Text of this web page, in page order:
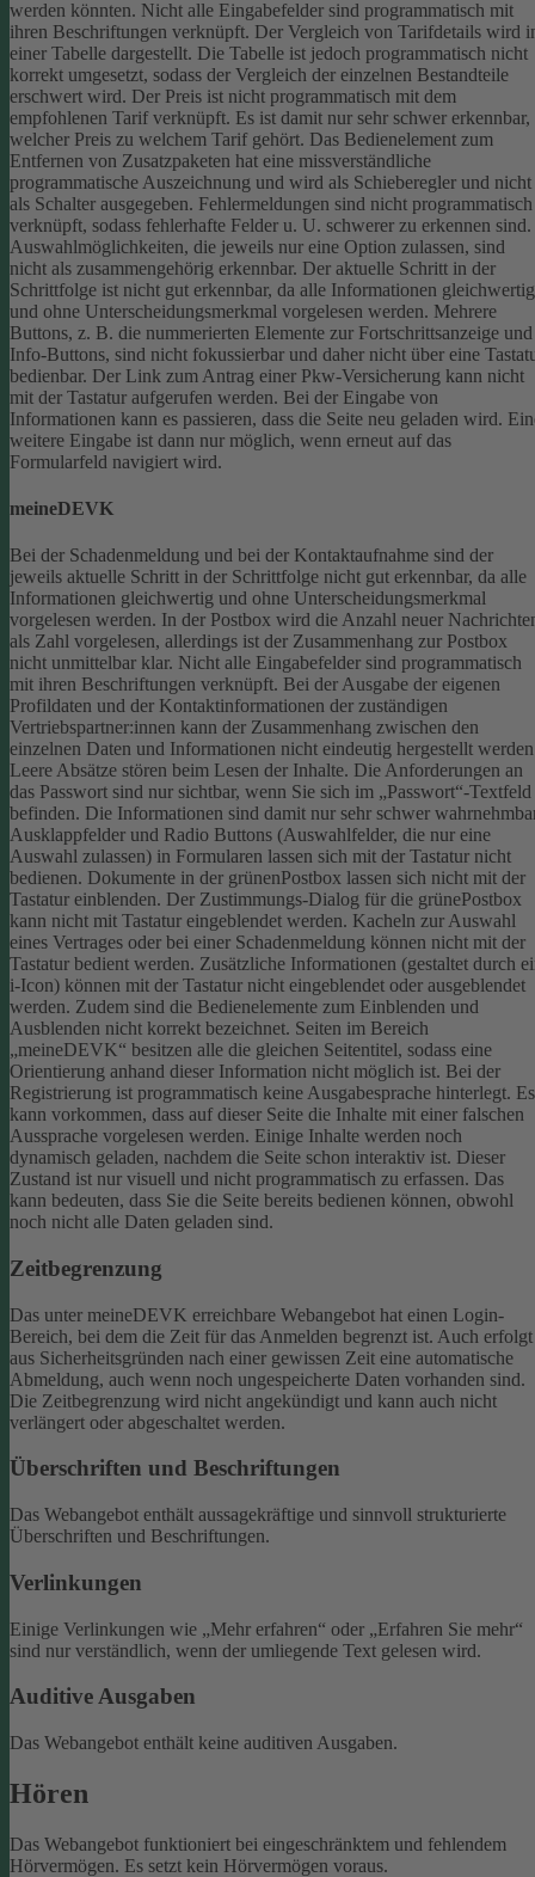
werden könnten. Nicht alle Eingabefelder sind programmatisch mit
ihren Beschriftungen verknüpft. Der Vergleich von Tarifdetails wird
einer Tabelle dargestellt. Die Tabelle ist jedoch programmatisch nicht
korrekt umgesetzt, sodass der Vergleich der einzelnen Bestandteile
erschwert wird. Der Preis ist nicht programmatisch mit dem
empfohlenen Tarif verknüpft. Es ist damit nur sehr schwer erkennbar,
welcher Preis zu welchem Tarif gehört. Das Bedienelement zum
Entfernen von Zusatzpaketen hat eine missverständliche
programmatische Auszeichnung und wird als Schieberegler und nicht
als Schalter ausgegeben. Fehlermeldungen sind nicht programmatisch
verknüpft, sodass fehlerhafte Felder u. U. schwerer zu erkennen sind.
Auswahlmöglichkeiten, die jeweils nur eine Option zulassen, sind
nicht als zusammengehörig erkennbar. Der aktuelle Schritt in der
Schrittfolge ist nicht gut erkennbar, da alle Informationen gleichwertig
und ohne Unterscheidungsmerkmal vorgelesen werden. Mehrere
Buttons, z. B. die nummerierten Elemente zur Fortschrittsanzeige und
Info-Buttons, sind nicht fokussierbar und daher nicht über eine
bedienbar. Der Link zum Antrag einer Pkw-Versicherung kann nicht
mit der Tastatur aufgerufen werden. Bei der Eingabe von
Informationen kann es passieren, dass die Seite neu geladen wird.
weitere Eingabe ist dann nur möglich, wenn erneut auf das
Formularfeld navigiert wird.
meineDEVK
Bei der Schadenmeldung und bei der Kontaktaufnahme sind der
jeweils aktuelle Schritt in der Schrittfolge nicht gut erkennbar, da alle
Informationen gleichwertig und ohne Unterscheidungsmerkmal
vorgelesen werden. In der Postbox wird die Anzahl neuer
als Zahl vorgelesen, allerdings ist der Zusammenhang zur Postbox
nicht unmittelbar klar. Nicht alle Eingabefelder sind programmatisch
mit ihren Beschriftungen verknüpft. Bei der Ausgabe der eigenen
Profildaten und der Kontaktinformationen der zuständigen
Vertriebspartner:innen kann der Zusammenhang zwischen den
einzelnen Daten und Informationen nicht eindeutig hergestellt
Leere Absätze stören beim Lesen der Inhalte. Die Anforderungen an
das Passwort sind nur sichtbar, wenn Sie sich im „Passwort“-Textfeld
befinden. Die Informationen sind damit nur sehr schwer
Ausklappfelder und Radio Buttons (Auswahlfelder, die nur eine
Auswahl zulassen) in Formularen lassen sich mit der Tastatur nicht
bedienen. Dokumente in der grünenPostbox lassen sich nicht mit der
Tastatur einblenden. Der Zustimmungs-Dialog für die grünePostbox
kann nicht mit Tastatur eingeblendet werden. Kacheln zur Auswahl
eines Vertrages oder bei einer Schadenmeldung können nicht mit der
Tastatur bedient werden. Zusätzliche Informationen (gestaltet durch
i-Icon) können mit der Tastatur nicht eingeblendet oder ausgeblendet
werden. Zudem sind die Bedienelemente zum Einblenden und
Ausblenden nicht korrekt bezeichnet. Seiten im Bereich
„meineDEVK“ besitzen alle die gleichen Seitentitel, sodass eine
Orientierung anhand dieser Information nicht möglich ist. Bei der
Registrierung ist programmatisch keine Ausgabesprache hinterlegt. Es
kann vorkommen, dass auf dieser Seite die Inhalte mit einer falschen
Aussprache vorgelesen werden. Einige Inhalte werden noch
dynamisch geladen, nachdem die Seite schon interaktiv ist. Dieser
Zustand ist nur visuell und nicht programmatisch zu erfassen. Das
kann bedeuten, dass Sie die Seite bereits bedienen können, obwohl
noch nicht alle Daten geladen sind.
Zeitbegrenzung
Das unter meineDEVK erreichbare Webangebot hat einen Login-
Bereich, bei dem die Zeit für das Anmelden begrenzt ist. Auch erfolgt
aus Sicherheitsgründen nach einer gewissen Zeit eine automatische
Abmeldung, auch wenn noch ungespeicherte Daten vorhanden sind.
Die Zeitbegrenzung wird nicht angekündigt und kann auch nicht
verlängert oder abgeschaltet werden.
Überschriften und Beschriftungen
Das Webangebot enthält aussagekräftige und sinnvoll strukturierte
Überschriften und Beschriftungen.
Verlinkungen
Einige Verlinkungen wie „Mehr erfahren“ oder „Erfahren Sie mehr“
sind nur verständlich, wenn der umliegende Text gelesen wird.
Auditive Ausgaben
Das Webangebot enthält keine auditiven Ausgaben.
Hören
Das Webangebot funktioniert bei eingeschränktem und fehlendem
Hörvermögen. Es setzt kein Hörvermögen voraus.